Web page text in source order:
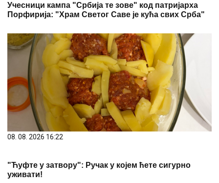
Учесници кампа "Србија те зове" код патријарха
Порфирија: "Храм Светог Саве је кућа свих Срба"
08. 08. 2026 16:22
"Ћуфте у затвору": Ручак у којем ћете сигурно
уживати!